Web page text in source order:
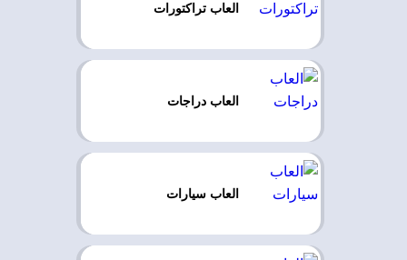
العاب تراكتورات
العاب دراجات
العاب سيارات